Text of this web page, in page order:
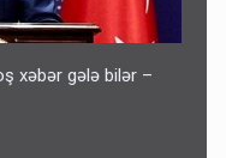
xəbər gələ bilər –